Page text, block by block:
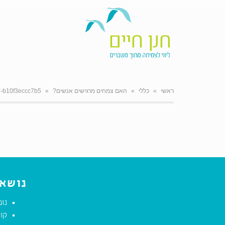
ראשי » כללי » האם צמחים מרגישים אנשים? »
b10f3eccc7b5